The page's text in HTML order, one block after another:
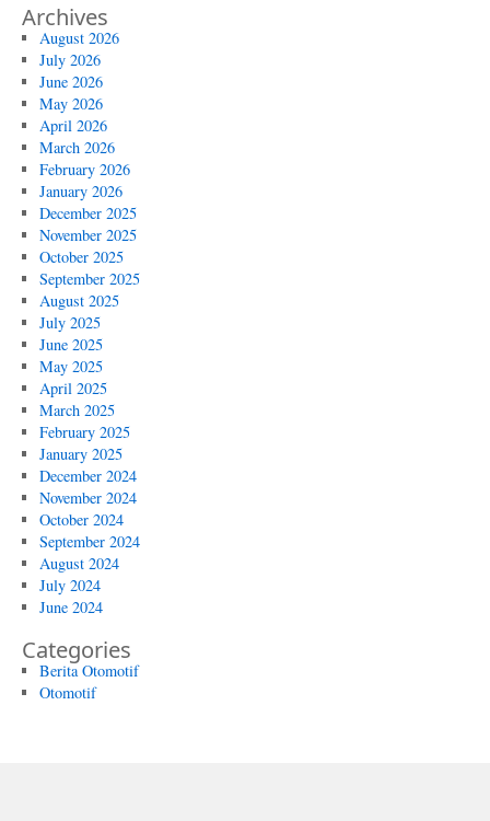
Archives
August 2026
July 2026
June 2026
May 2026
April 2026
March 2026
February 2026
January 2026
December 2025
November 2025
October 2025
September 2025
August 2025
July 2025
June 2025
May 2025
April 2025
March 2025
February 2025
January 2025
December 2024
November 2024
October 2024
September 2024
August 2024
July 2024
June 2024
Categories
Berita Otomotif
Otomotif